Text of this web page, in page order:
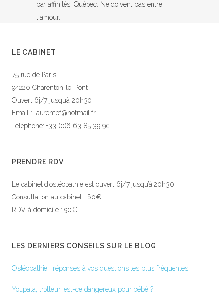
par affinités. Québec. Ne doivent pas entre
l'amour.
LE CABINET
75 rue de Paris
94220 Charenton-le-Pont
Ouvert 6j/7 jusqu’à 20h30
Email : laurentpf@hotmail.fr
Téléphone: +33 (0)6 63 85 39 90
PRENDRE RDV
Le cabinet d’ostéopathie est ouvert 6j/7 jusqu’à 20h30.
Consultation au cabinet : 60€
RDV à domicile : 90€
LES DERNIERS CONSEILS SUR LE BLOG
Ostéopathie : réponses à vos questions les plus fréquentes
Youpala, trotteur, est-ce dangereux pour bébé ?